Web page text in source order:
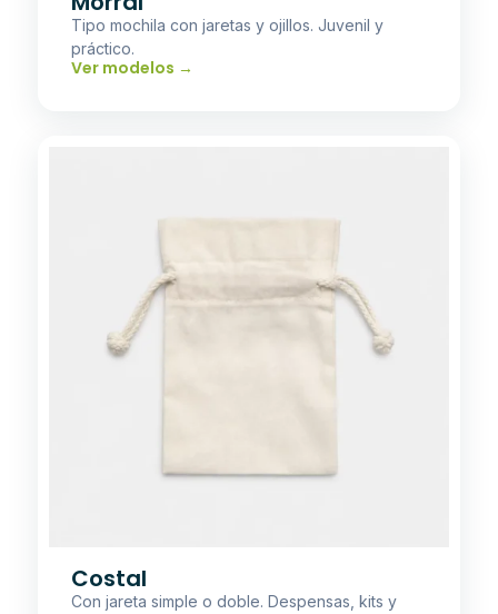
Tipo mochila con jaretas y ojillos. Juvenil y
práctico.
Ver modelos →
Costal
Con jareta simple o doble. Despensas, kits y